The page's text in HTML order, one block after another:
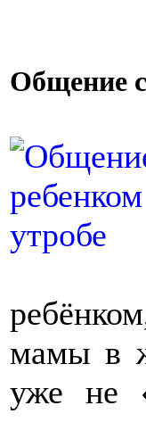
Общение
мамы в
уже не